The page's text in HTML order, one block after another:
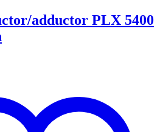
adductor PLX 5400